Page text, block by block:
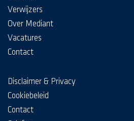
Verwijzers
Over Mediant
Vacatures
Contact
Disclaimer & Privacy
Cookiebeleid
Contact